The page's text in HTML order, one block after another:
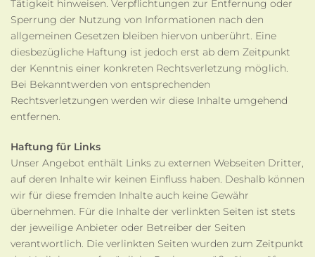
Tätigkeit hinweisen. Verpflichtungen zur Entfernung oder
Sperrung der Nutzung von Informationen nach den
allgemeinen Gesetzen bleiben hiervon unberührt. Eine
diesbezügliche Haftung ist jedoch erst ab dem Zeitpunkt
der Kenntnis einer konkreten Rechtsverletzung möglich.
Bei Bekanntwerden von entsprechenden
Rechtsverletzungen werden wir diese Inhalte umgehend
entfernen.
Haftung für Links
Unser Angebot enthält Links zu externen Webseiten Dritter,
auf deren Inhalte wir keinen Einfluss haben. Deshalb können
wir für diese fremden Inhalte auch keine Gewähr
übernehmen. Für die Inhalte der verlinkten Seiten ist stets
der jeweilige Anbieter oder Betreiber der Seiten
verantwortlich. Die verlinkten Seiten wurden zum Zeitpunkt